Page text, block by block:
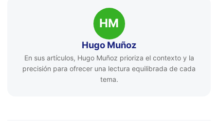
HM
Hugo Muñoz
En sus artículos, Hugo Muñoz prioriza el contexto y la
precisión para ofrecer una lectura equilibrada de cada
tema.